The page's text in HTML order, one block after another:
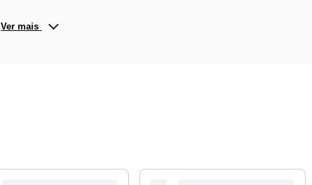
Apesar de não ter estação de metrô, a Vila Maria possui fácil acesso à
Ver mais